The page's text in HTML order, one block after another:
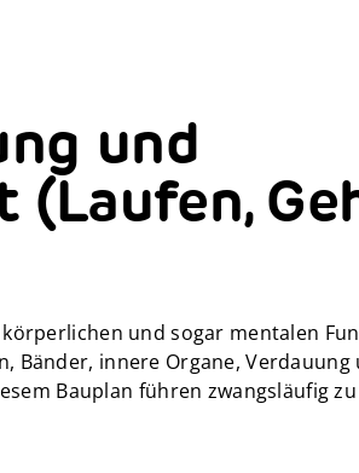
und
und sogar mentalen
Bänder, innere Organe,
Bauplan führen zwangsläufig